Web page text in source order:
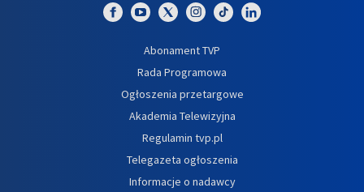
Abonament TVP
Rada Programowa
Ogłoszenia przetargowe
Akademia Telewizyjna
Regulamin tvp.pl
Telegazeta ogłoszenia
Informacje o nadawcy